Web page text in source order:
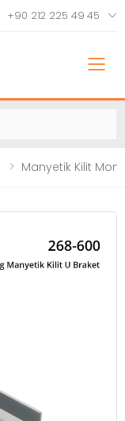
+90 212 225 49 45
Manyetik Kilit